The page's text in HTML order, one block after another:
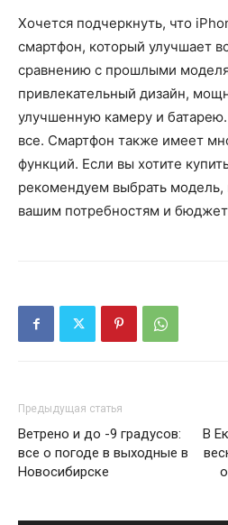
Хочется подчеркнуть, что
смартфон, который улучшает
сравнению с прошлыми
привлекательный дизайн,
улучшенную камеру и
все. Смартфон также имеет
функций. Если вы хотите
рекомендуем выбрать модель,
вашим потребностям и
Предыдущая статья
Ветрено и до -9 градусов:
все о погоде в выходные в
Новосибирске
В